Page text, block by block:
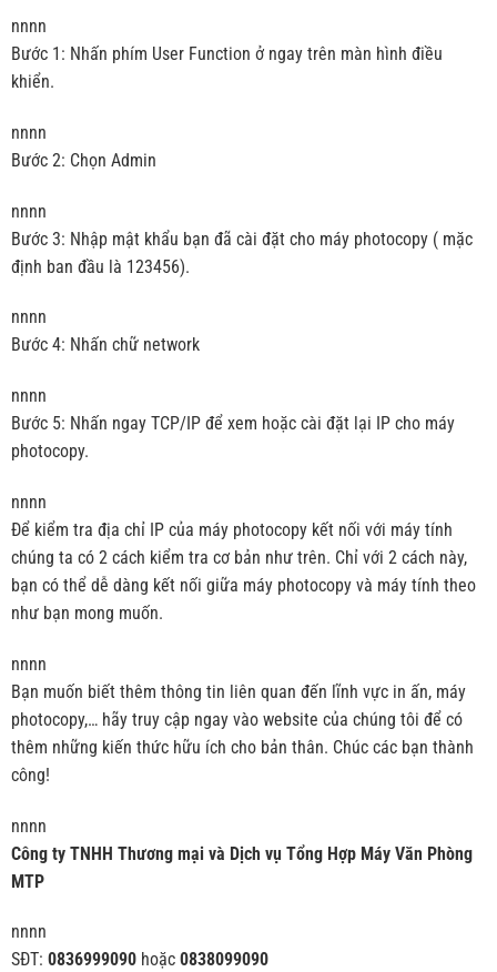
nnnn
Bước 1: Nhấn phím User Function ở ngay trên màn hình điều
khiển.
nnnn
Bước 2: Chọn Admin
nnnn
Bước 3: Nhập mật khẩu bạn đã cài đặt cho máy photocopy ( mặc
định ban đầu là 123456).
nnnn
Bước 4: Nhấn chữ network
nnnn
Bước 5: Nhấn ngay TCP/IP để xem hoặc cài đặt lại IP cho máy
photocopy.
nnnn
Để kiểm tra địa chỉ IP của máy photocopy kết nối với máy tính
chúng ta có 2 cách kiểm tra cơ bản như trên. Chỉ với 2 cách này,
bạn có thể dễ dàng kết nối giữa máy photocopy và máy tính theo
như bạn mong muốn.
nnnn
Bạn muốn biết thêm thông tin liên quan đến lĩnh vực in ấn, máy
photocopy,… hãy truy cập ngay vào website của chúng tôi để có
thêm những kiến thức hữu ích cho bản thân. Chúc các bạn thành
công!
nnnn
Công ty TNHH Thương mại và Dịch vụ Tổng Hợp Máy Văn Phòng
MTP
nnnn
SĐT: 0836999090hoặc 0838099090